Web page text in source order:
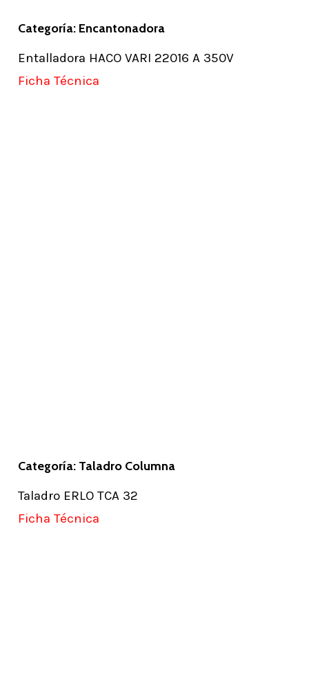
Categoría: Encantonadora
Entalladora HACO VARI 22016 A 350V
Ficha Técnica
Categoría: Taladro Columna
Taladro ERLO TCA 32
Ficha Técnica